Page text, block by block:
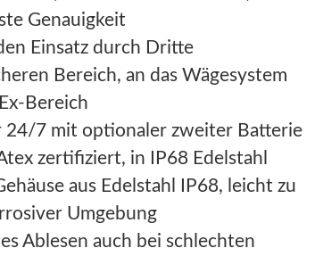
Genauigkeit
Einsatz durch Dritte
Bereich, an das Wägesystem
Bereich
24/7 mit optionaler zweiter Batterie
zertifiziert, in IP68 Edelstahl
aus Edelstahl IP68, leicht zu
Umgebung
Ablesen auch bei schlechten